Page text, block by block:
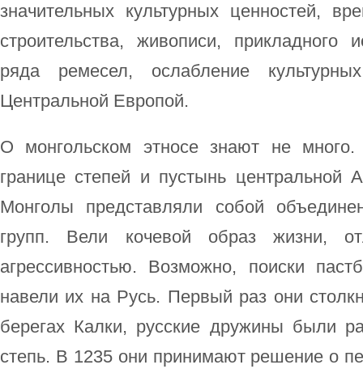
значительных культурных ценностей,
строительства, живописи, прикладного
ряда ремесел, ослабление
Центральной Европой.
О монгольском этносе знают не
границе степей и пустынь центральной
Монголы представляли собой
групп. Вели кочевой образ жизни,
агрессивностью. Возможно, поиски
навели их на Русь. Первый раз они
берегах Калки, русские дружины были
степь. В 1235 они принимают решение о